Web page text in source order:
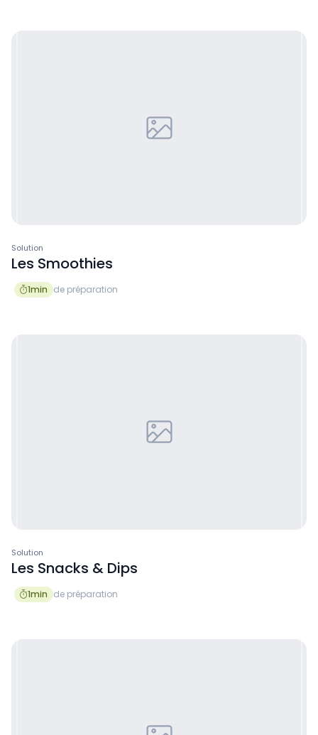
Solution
Les Smoothies
1min de préparation
Solution
Les Snacks & Dips
1min de préparation